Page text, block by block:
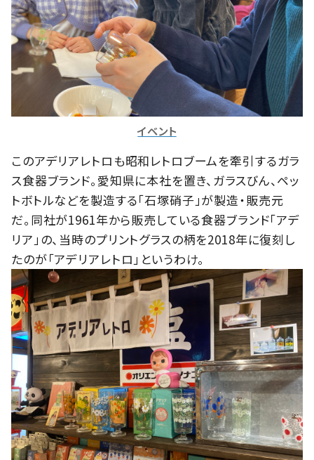
イベント
このアデリアレトロも昭和レトロブームを牽引するガラ
ス食器ブランド。愛知県に本社を置き、ガラスびん、ペッ
トボトルなどを製造する「石塚硝子」が製造・販売元
だ。同社が1961年から販売している食器ブランド「アデ
リア」の、当時のプリントグラスの柄を2018年に復刻し
たのが「アデリアレトロ」というわけ。